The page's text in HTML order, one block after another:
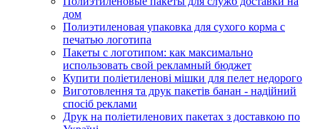
дом
Полиэтиленовая упаковка для сухого корма с
печатью логотипа
Пакеты с логотипом: как максимально
использовать свой рекламный бюджет
Купити поліетиленові мішки для пелет недорого
Виготовлення та друк пакетів банан - надійний
спосіб реклами
Друк на поліетиленових пакетах з доставкою по